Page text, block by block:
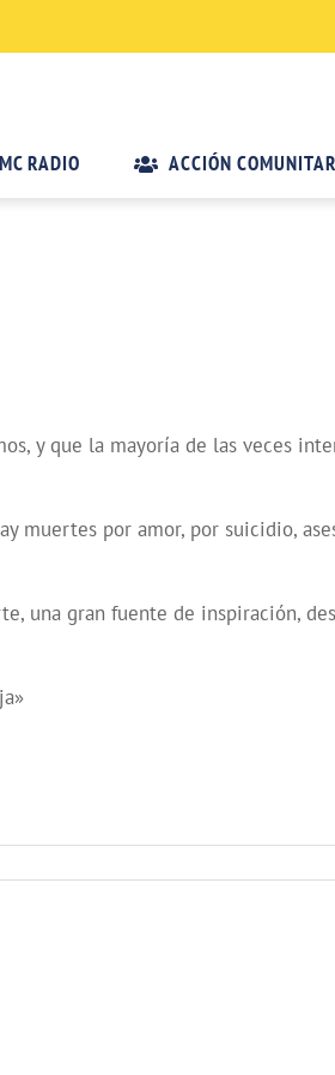
RADIO ACCIÓN
y que la mayoría de las veces
muertes por amor, por suicidio,
una gran fuente de inspiración,